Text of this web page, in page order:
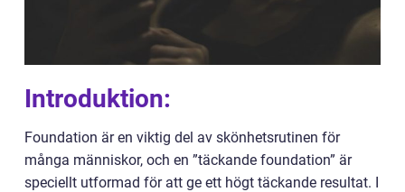
Introduktion:
Foundation är en viktig del av skönhetsrutinen för
många människor, och en ”täckande foundation” är
speciellt utformad för att ge ett högt täckande resultat. I